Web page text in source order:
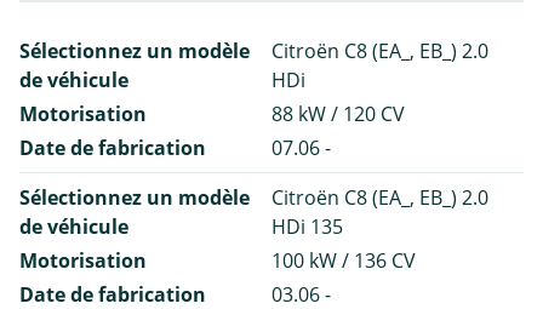
Sélectionnez un modèle
de véhicule
Citroën C8 (EA_, EB_) 2.0
HDi
Motorisation
88 kW / 120 CV
Date de fabrication
07.06 -
Sélectionnez un modèle
de véhicule
Citroën C8 (EA_, EB_) 2.0
HDi 135
Motorisation
100 kW / 136 CV
Date de fabrication
03.06 -